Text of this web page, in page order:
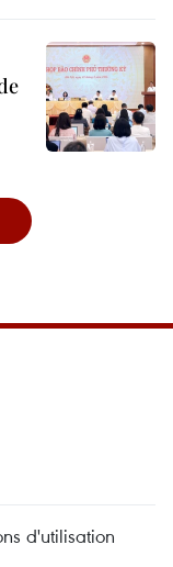
d'utilisation